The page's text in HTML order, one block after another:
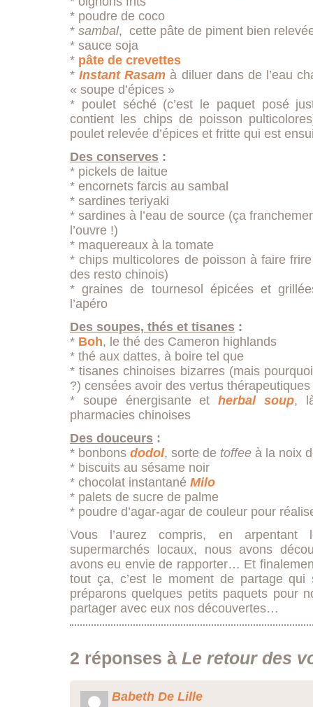
* poudre de coco
* sambal, cette pâte de piment bien
* sauce soja
* pâte de crevettes
*Instant Rasam à diluer dans de l’eau
« soupe d’épices »
* poulet séché (c’est le paquet posé
contient les chips de poisson
poulet relevée d’épices et fritte qui est
Des conserves :
* pickels de laitue
* encornets farcis au sambal
* sardines teriyaki
* sardines à l’eau de source (ça
l’ouvre !)
* maquereaux à la tomate
* chips multicolores de poisson à faire
des resto chinois)
* graines de tournesol épicées et
l’apéro
Des soupes, thés et tisanes :
* Boh, le thé des Cameron highlands
* thé aux dattes, à boire tel que
* tisanes chinoises bizarres (mais
?) censées avoir des vertus thérapeutiques
* soupe énergisante etherbal soup,
pharmacies chinoises
Des douceurs :
* bonbons dodol, sorte de toffee à la noix
* biscuits au sésame noir
* chocolat instantané Milo
* palets de sucre de palme
* poudre d’agar-agar de couleur pour
Vous l’aurez compris, en
supermarchés locaux, nous avons
avons eu envie de rapporter… Et
tout ça, c’est le moment de partage
préparons quelques petits paquets pour
partager avec eux nos découvertes…
2 réponses à Le retour des
Babeth De Lille